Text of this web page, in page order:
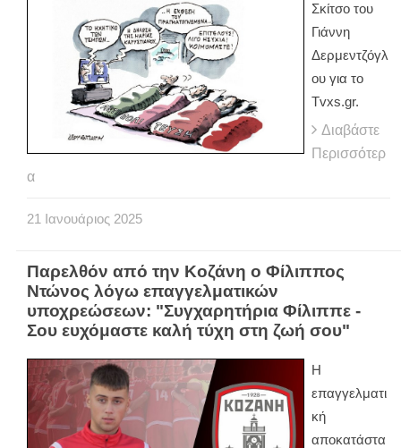
Σκίτσο του
Γιάννη
Δερμεντζόγλ
ου για το
Tvxs.gr.
Διαβάστε
Περισσότερ
α
21 Ιανουάριος 2025
Παρελθόν από την Κοζάνη ο Φίλιππος
Ντώνος λόγω επαγγελματικών
υποχρεώσεων: "Συγχαρητήρια Φίλιππε -
Σου ευχόμαστε καλή τύχη στη ζωή σου"
Η
επαγγελματι
κή
αποκατάστα